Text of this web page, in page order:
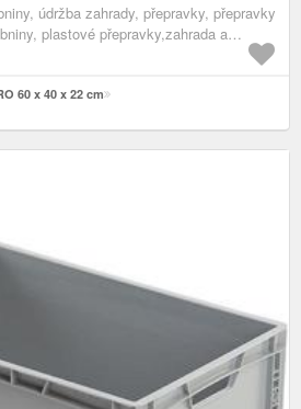
údržba zahrady, přepravky, přepravky
plastové přepravky,zahrada a
a stavebniny, údržba zahrady,zahrada
60 x 40 x 22 cm